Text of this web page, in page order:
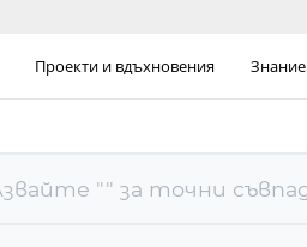
Проекти и вдъхновения Знание